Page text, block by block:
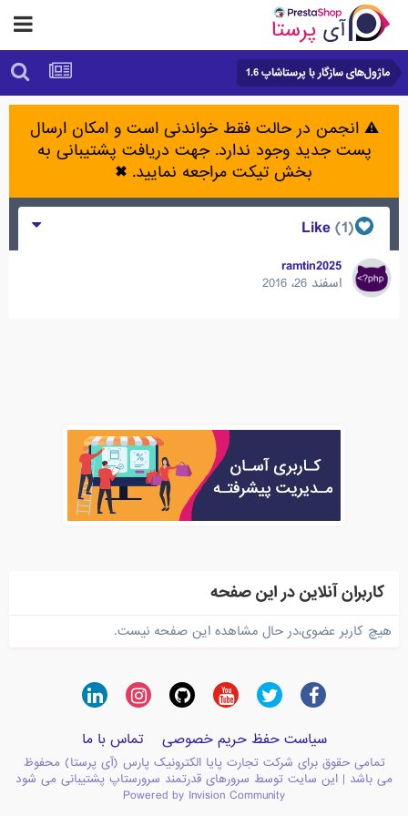
ماژول‌های سازگار با پرستاشاپ 1.6
⚠️ انجمن در حالت فقط خواندنی است و امکان ارسال
پست جدید وجود ندارد. جهت دریافت پشتیبانی به
بخش تیکت مراجعه نمایید. ✖
Like
(1)
ramtin2025
اسفند 26، 2016
کاربران آنلاین در این صفحه
هیچ کاربر عضوی،در حال مشاهده این صفحه نیست.
سیاست حفظ حریم خصوصی تماس با ما
تمامی حقوق برای شرکت تجارت پایا الکترونیک پارس (آی پرستا) محفوظ
می باشد | این سایت توسط سرورهای قدرتمند سرورستاپ پشتیبانی می شود
Powered by Invision Community